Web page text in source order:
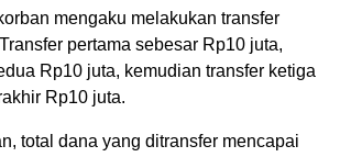
mengaku melakukan transfer
pertama sebesar Rp10 juta,
Rp10 juta, kemudian transfer ketiga
Rp10 juta.
total dana yang ditransfer mencapai